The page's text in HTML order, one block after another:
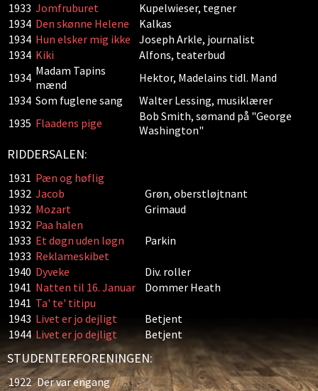
1933 Jomfruburet
Kupelwieser, tegner
1934 Den skønne Helene
Kalkas
1934 Hun elsker mig ikke
Joseph Arkle, journalist
1934 Kiki
Alfons, teaterbud
1934 Madam Tapins
mænd
Hektor, Madelains tidl. Mand
1934 Som fuglene sang
Walter Lessing, musiklærer
1935 Flaadens pige
Bob Smith, sømand på "George
Washington"
RIDDERSALEN:
1931 Pæn og høflig
1932 Jacob
Grøn, oberstløjtnant
1932 Mozart
Grimaud
1932 Paa halen
1933 Et døgn uden løgn
Parkin
1933 Reklameskibet
1940 Dyveke
Div. roller
1941 Natten til 16. Januar
Dommer Heath
1941 Ta' te' titipu
1943 Livet er jo dejligt
Betjent
1944 Livet er jo dejligt Betjent
STUDENTERFORENINGEN:
1922 Der var engang